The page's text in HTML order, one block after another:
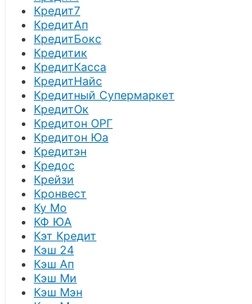
Кредит7
КредитАп
КредитБокс
Кредитик
КредитКасса
КредитНайс
Кредитный Супермаркет
КредитОк
Кредитон ОРГ
Кредитон Юа
Кредитэн
Кредос
Крейзи
Кронвест
Ку Мо
КФ ЮА
Кэт Кредит
Кэш 24
Кэш Ап
Кэш Ми
Кэш Мэн